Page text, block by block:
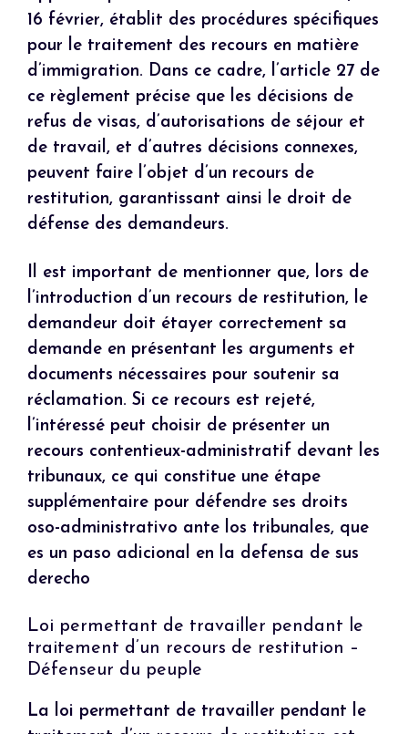
16 février, établit des procédures spécifiques
pour le traitement des recours en matière
d’immigration. Dans ce cadre, l’article 27 de
ce règlement précise que les décisions de
refus de visas, d’autorisations de séjour et
de travail, et d’autres décisions connexes,
peuvent faire l’objet d’un recours de
restitution, garantissant ainsi le droit de
défense des demandeurs.
Il est important de mentionner que, lors de
l’introduction d’un recours de restitution, le
demandeur doit étayer correctement sa
demande en présentant les arguments et
documents nécessaires pour soutenir sa
réclamation. Si ce recours est rejeté,
l’intéressé peut choisir de présenter un
recours contentieux-administratif devant les
tribunaux, ce qui constitue une étape
supplémentaire pour défendre ses droits
oso-administrativo ante los tribunales, que
es un paso adicional en la defensa de sus
derecho
Loi permettant de travailler pendant le
traitement d’un recours de restitution –
Défenseur du peuple
La loi permettant de travailler pendant le